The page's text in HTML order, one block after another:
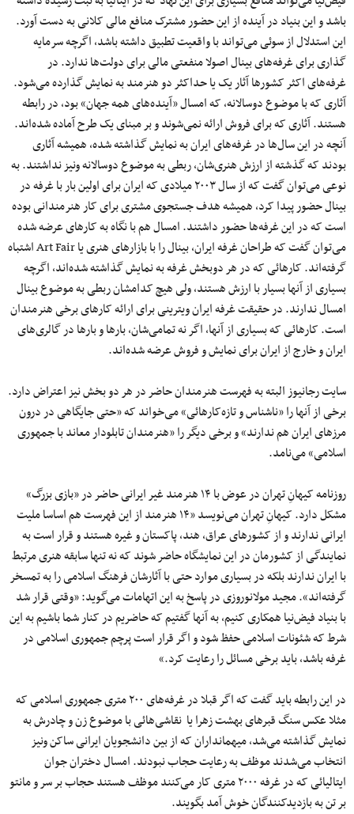
باشد و این بنیاد در آینده از این حضور مشترک منافع مالی کلانی به دست آورد.
این استدلال از سوئی می‌تواند با واقعیت تطبیق داشته باشد، اگرچه سرمایه
گذاری برای غرفه‌های بینال اصولا منفعتی مالی برای دولت‌ها ندارد. در
غرفه‌های اکثر کشورها آثار یک یا حداکثر دو هنرمند به نمایش گذارده می‌شود.
آثاری که با موضوع دوسالانه، که امسال «آینده‌های همه جهان» بود، در رابطه
هستند. آثاری که برای فروش ارائه نمی‌شوند و بر مبنای یک طرح آماده شده‌اند.
آنچه در این سال‌ها در غرفه‌های ایران به نمایش گذاشته شده، همیشه آثاری
بودند که گذشته از ارزش هنری‌شان، ربطی به موضوع دوسالانه ونیز نداشتند. به
نوعی می‌توان گفت که از سال ۲۰۰۳ میلادی که ایران برای اولین بار با غرفه در
بینال حضور پیدا کرد، همیشه هدف جستجوی مشتری برای کار هنرمندانی بوده
است که در این غرفه‌ها حضور داشتند. امسال هم با نگاه به کارهای عرضه شده
می‌توان گفت که طراحان غرفه ایران، بینال را با بازارهای هنری یا Art Fair اشتباه
گرفته‌اند. کارهائی که در هر دوبخش غرفه به نمایش گذاشته شده‌اند، اگرچه
بسیاری از آنها بسیار با ارزش هستند، ولی هیچ‌ کدامشان ربطی به موضوع بینال
امسال ندارند. در حقیقت غرفه ایران ویترینی برای ارائه کارهای برخی هنرمندان
است. کارهائی که بسیاری از آنها، اگر نه تمامی‌شان، بارها و بارها در گالری‌های
ایران و خارج از ایران برای نمایش و فروش عرضه شده‌اند.
سایت رجانیوز البته به فهرست هنرمندان حاضر در هر دو بخش نیز اعتراض دارد.
برخی از آنها را «ناشناس و تازه‌کارهائی» می‌خواند که «حتی جایگاهی در درون
مرزهای ایران هم ندارند» و برخی دیگر را «هنرمندان تابلودار معاند با جمهوری
اسلامی» می‌نامد.
روزنامه کیهانِ تهران در عوض با ۱۴ هنرمند غیر ایرانی حاضر در «بازی بزرگ»
مشکل دارد. کیهانِ تهران می‌نویسد «۱۴ هنرمند از این فهرست هم اساسا ملیت
ایرانی ندارند و از کشورهای عراق، هند، پاکستان و غیره هستند و قرار است به
نمایندگی از کشورمان در این نمایشگاه حاضر شوند که نه تنها سابقه هنری مرتبط
با ایران ندارند بلکه در بسیاری موارد حتی با آثارشان فرهنگ اسلامی را به تمسخر
گرفته‌اند». مجید مولانوروزی در پاسخ به این اتهامات می‌گوید: «وقتی قرار شد
با بنیاد فیض‌نیا همکاری کنیم، به آنها گفتیم که حاضریم در کنار شما باشیم به این
شرط که شئونات اسلامی حفظ شود و اگر قرار است پرچم جمهوری اسلامی در
غرفه باشد، باید برخی مسائل را رعایت کرد.»
در این رابطه باید گفت که اگر قبلا در غرفه‌های ۲۰۰ متری جمهوری اسلامی که
مثلا عکس سنگ قبرهای بهشت زهرا یا نقاشی‌هائی با موضوع زن و چادرش به
نمایش گذاشته می‌شد، میهمانداران که از بین دانشجویان ایرانی ساکن ونیز
انتخاب می‌شدند موظف به رعایت حجاب نبودند. امسال دختران جوان
ایتالیائی که در غرفه ۲۰۰۰ متری کار می‌کنند موظف هستند حجاب بر سر و مانتو
بر تن به بازدیدکنندگان خوش آمد بگویند.